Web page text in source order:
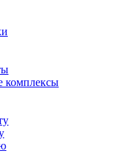
комплексы